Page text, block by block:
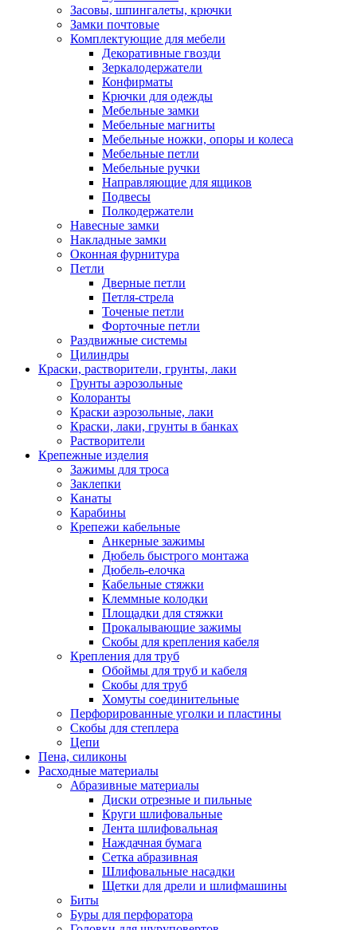
Засовы, шпингалеты, крючки
Замки почтовые
Комплектующие для мебели
Декоративные гвозди
Зеркалодержатели
Конфирматы
Крючки для одежды
Мебельные замки
Мебельные магниты
Мебельные ножки, опоры и колеса
Мебельные петли
Мебельные ручки
Направляющие для ящиков
Подвесы
Полкодержатели
Навесные замки
Накладные замки
Оконная фурнитура
Петли
Дверные петли
Петля-стрела
Точеные петли
Форточные петли
Раздвижные системы
Цилиндры
Краски, растворители, грунты, лаки
Грунты аэрозольные
Колоранты
Краски аэрозольные, лаки
Краски, лаки, грунты в банках
Растворители
Крепежные изделия
Зажимы для троса
Заклепки
Канаты
Карабины
Крепежи кабельные
Анкерные зажимы
Дюбель быстрого монтажа
Дюбель-елочка
Кабельные стяжки
Клеммные колодки
Площадки для стяжки
Прокалывающие зажимы
Скобы для крепления кабеля
Крепления для труб
Обоймы для труб и кабеля
Скобы для труб
Хомуты соединительные
Перфорированные уголки и пластины
Скобы для степлера
Цепи
Пена, силиконы
Расходные материалы
Абразивные материалы
Диски отрезные и пильные
Круги шлифовальные
Лента шлифовальная
Наждачная бумага
Сетка абразивная
Шлифовальные насадки
Щетки для дрели и шлифмашины
Биты
Буры для перфоратора